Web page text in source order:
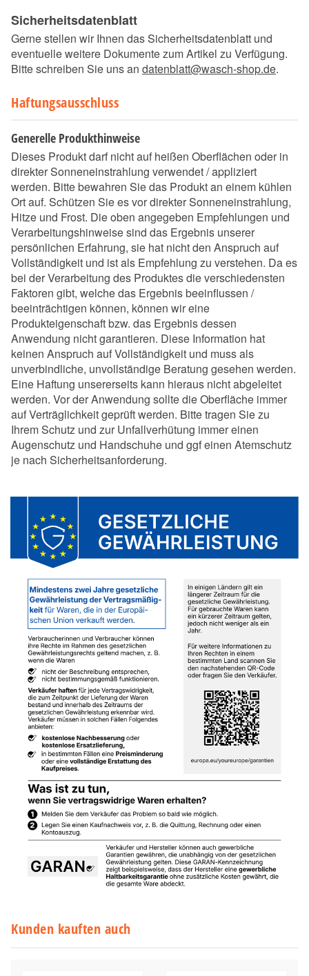
Sicherheitsdatenblatt
Gerne stellen wir Ihnen das Sicherheitsdatenblatt und
eventuelle weitere Dokumente zum Artikel zu Verfügung.
Bitte schreiben Sie uns an datenblatt@wasch-shop.de.
Haftungsausschluss
Generelle Produkthinweise
Dieses Produkt darf nicht auf heißen Oberflächen oder in
direkter Sonneneinstrahlung verwendet / appliziert
werden. Bitte bewahren Sie das Produkt an einem kühlen
Ort auf. Schützen Sie es vor direkter Sonneneinstrahlung,
Hitze und Frost. Die oben angegeben Empfehlungen und
Verarbeitungshinweise sind das Ergebnis unserer
persönlichen Erfahrung, sie hat nicht den Anspruch auf
Vollständigkeit und ist als Empfehlung zu verstehen. Da es
bei der Verarbeitung des Produktes die verschiedensten
Faktoren gibt, welche das Ergebnis beeinflussen /
beeinträchtigen können, können wir eine
Produkteigenschaft bzw. das Ergebnis dessen
Anwendung nicht garantieren. Diese Information hat
keinen Anspruch auf Vollständigkeit und muss als
unverbindliche, unvollständige Beratung gesehen werden.
Eine Haftung unsererseits kann hieraus nicht abgeleitet
werden. Vor der Anwendung sollte die Oberfläche immer
auf Verträglichkeit geprüft werden. Bitte tragen Sie zu
Ihrem Schutz und zur Unfallverhütung immer einen
Augenschutz und Handschuhe und ggf einen Atemschutz
je nach Sicherheitsanforderung.
Kunden kauften auch